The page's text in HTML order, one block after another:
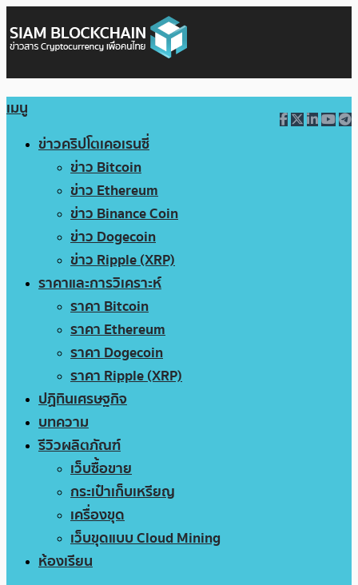
เมนู
ข่าวคริปโตเคอเรนซี่
ข่าว Bitcoin
ข่าว Ethereum
ข่าว Binance Coin
ข่าว Dogecoin
ข่าว Ripple (XRP)
ราคาและการวิเคราะห์
ราคา Bitcoin
ราคา Ethereum
ราคา Dogecoin
ราคา Ripple (XRP)
ปฏิทินเศรษฐกิจ
บทความ
รีวิวผลิตภัณฑ์
เว็บซื้อขาย
กระเป๋าเก็บเหรียญ
เครื่องขุด
เว็บขุดแบบ Cloud Mining
ห้องเรียน